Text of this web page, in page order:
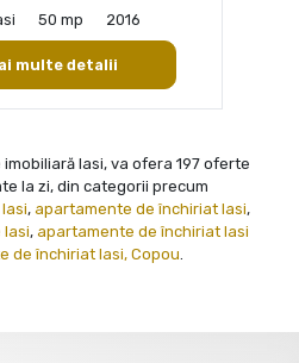
50 mp 2016
multe detalii
Iasi, va ofera 197 oferte
la zi, din categorii precum
, apartamente de închiriat Iasi,
, apartamente de închiriat Iasi
de închiriat Iasi, Copou